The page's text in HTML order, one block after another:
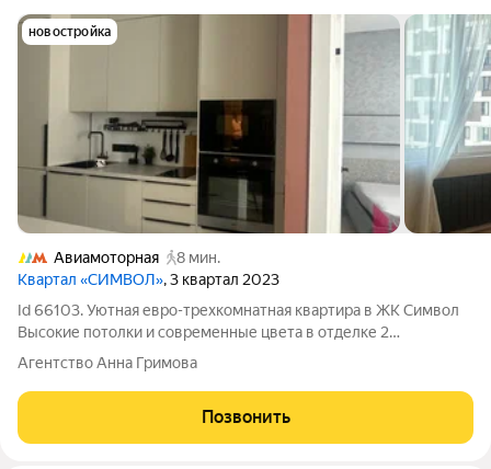
новостройка
Авиамоторная
8 мин.
Квартал «СИМВОЛ», 3 квартал 2023
Id 66103. Уютная евро-трехкомнатная квартира в ЖК Символ
Высокие потолки и современные цвета в отделке 2
изолированные комнаты Функциональная кухня-гостиная
Продуманный ремонт позволяет извлечь максимум пользы с
разными вариантами освещения
Агентство Анна Гримова
Позвонить